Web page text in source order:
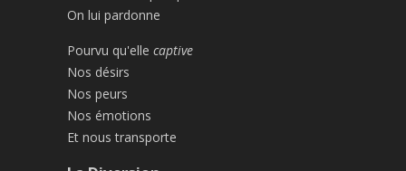
On lui pardonne
Pourvu qu'elle captive
Nos désirs
Nos peurs
Nos émotions
Et nous transporte